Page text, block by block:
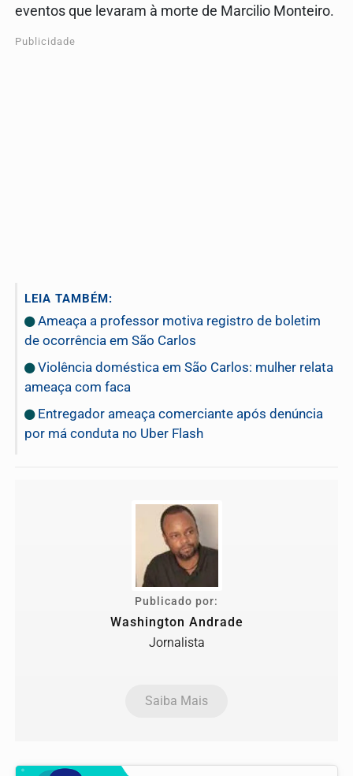
eventos que levaram à morte de Marcilio Monteiro.
Publicidade
LEIA TAMBÉM:
Ameaça a professor motiva registro de boletim
de ocorrência em São Carlos
Violência doméstica em São Carlos: mulher relata
ameaça com faca
Entregador ameaça comerciante após denúncia
por má conduta no Uber Flash
Publicado por:
Washington Andrade
Jornalista
Saiba Mais